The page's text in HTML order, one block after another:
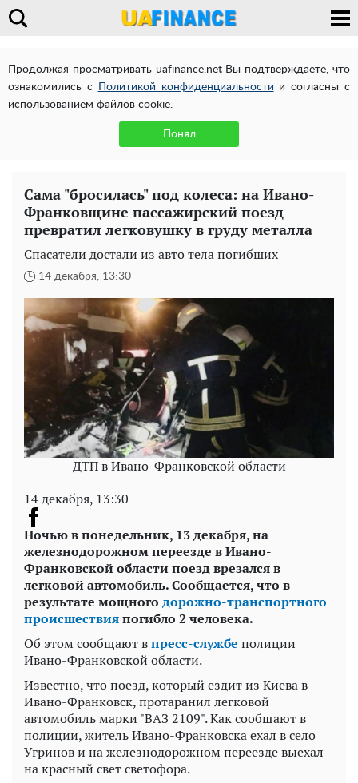
Продолжая просматривать uafinance.net Вы подтверждаете, что
ознакомились с
Политикой конфиденциальности и согласны с
использованием файлов cookie.
Понял
Сама "бросилась" под колеса: на Ивано-
Франковщине пассажирский поезд
превратил легковушку в груду металла
Спасатели достали из авто тела погибших
14 декабря, 13:30
ДТП в Ивано-Франковской области
14 декабря, 13:30
Ночью в понедельник, 13 декабря, на
железнодорожном переезде в Ивано-
Франковской области поезд врезался в
легковой автомобиль. Сообщается, что в
результате мощного дорожно-транспортного
происшествияпогибло 2 человека.
Об этом сообщают впресс-службе полиции
Ивано-Франковской области.
Известно, что поезд, который ездит из Киева в
Ивано-Франковск, протаранил легковой
автомобиль марки "ВАЗ 2109". Как сообщают в
полиции, житель Ивано-Франковска ехал в село
Угринов и на железнодорожном переезде выехал
на красный свет светофора.